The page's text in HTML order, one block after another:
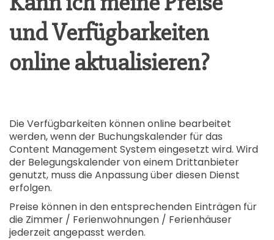
und Verfügbarkeiten
online aktualisieren?
Die Verfügbarkeiten können online bearbeitet
werden, wenn der Buchungskalender für das
Content Management System eingesetzt wird. Wird
der Belegungskalender von einem Drittanbieter
genutzt, muss die Anpassung über diesen Dienst
erfolgen.
Preise können in den entsprechenden Einträgen für
die Zimmer / Ferienwohnungen / Ferienhäuser
jederzeit angepasst werden.